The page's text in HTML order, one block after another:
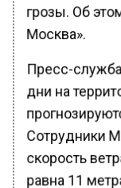
грозы. Об
Москва».
Пресс-
дни на
Сотрудники
скорость
равна 11